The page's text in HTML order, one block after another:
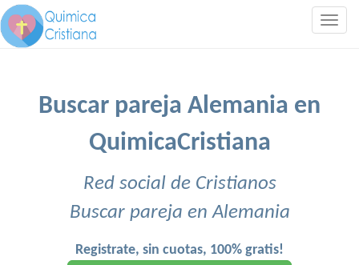
Buscar pareja Alemania en
QuimicaCristiana
Red social de Cristianos
Buscar pareja en Alemania
Registrate, sin cuotas, 100% gratis!